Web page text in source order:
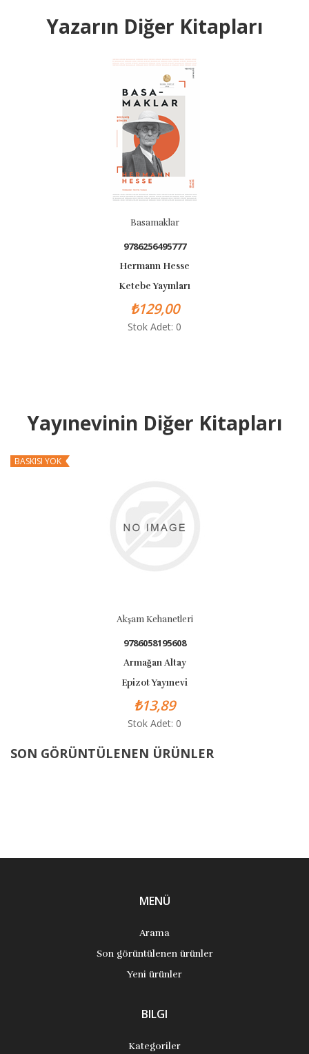
Yazarın Diğer Kitapları
Basamaklar
9786256495777
Hermann Hesse
Ketebe Yayınları
₺129,00
Stok Adet: 0
Yayınevinin Diğer Kitapları
BASKISI YOK
Akşam Kehanetleri
9786058195608
Armağan Altay
Epizot Yayınevi
₺13,89
Stok Adet: 0
SON GÖRÜNTÜLENEN ÜRÜNLER
MENÜ
Arama
Son görüntülenen ürünler
Yeni ürünler
BILGI
Kategoriler